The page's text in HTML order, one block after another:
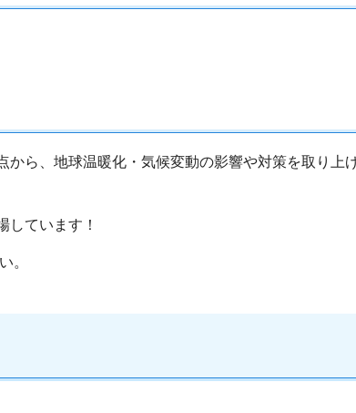
ら、地球温暖化・気候変動の影響や対策を取り上
ています！
。